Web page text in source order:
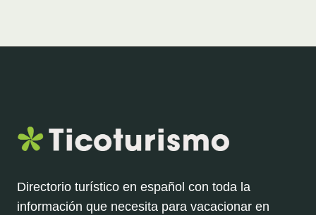
Directorio turístico en español con toda la
información que necesita para vacacionar en